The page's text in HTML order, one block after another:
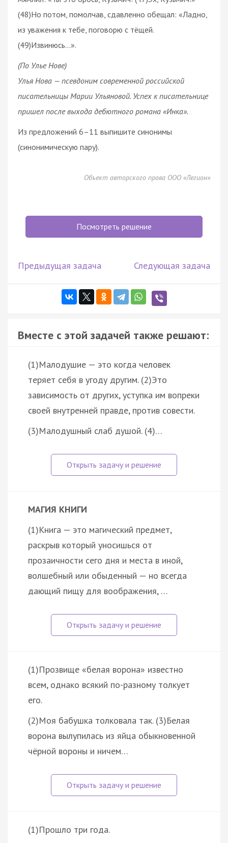
(48)Но потом, помолчав, сдавленно обещал: «Ладно,
из уважения к тебе, поговорю с тёщей.
(49)Извинюсь…».
(По Улье Нове)
Улья Нова — псевдоним современной российской
писательницы Марии Ульяновой. Успех к писательнице
пришел после выхода дебютного романа «Инка».
Из предложений 6–11 выпишите синонимы
(синонимическую пару).
Объект авторского права ООО «Легион»
Посмотреть решение
Предыдущая задача Следующая задача
Вместе с этой задачей также решают:
(1)Малодушие — это когда человек
теряет себя в угоду другим. (2)Это
зависимость от других, уступка им вопреки
своей внутренней правде, против совести.
(3)Малодушный слаб душой. (4)…
МАГИЯ КНИГИ
(1)Книга — это магический предмет,
раскрыв который уносишься от
прозаичности сего дня и места в иной,
волшебный или обыденный — но всегда
дающий пищу для воображения, …
(1)Прозвище «белая ворона» известно
всем, однако всякий по-разному толкует
его.
(2)Моя бабушка толковала так. (3)Белая
ворона вылупилась из яйца обыкновенной
чёрной вороны и ничем…
(1)Прошло три года.